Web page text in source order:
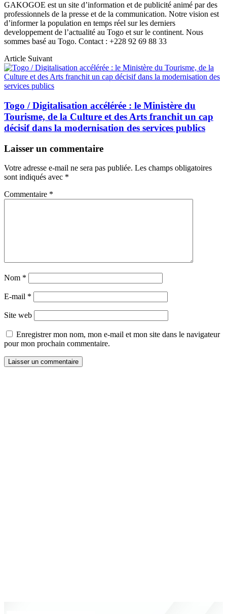
GAKOGOE est un site d’information et de publicité animé par des
professionnels de la presse et de la communication. Notre vision est
d’informer la population en temps réel sur les derniers
developpement de l’actualité au Togo et sur le continent. Nous
sommes basé au Togo. Contact : +228 92 69 88 33
Article Suivant
Togo / Digitalisation accélérée : le Ministère du
Tourisme, de la Culture et des Arts franchit un cap
décisif dans la modernisation des services publics
Laisser un commentaire
Votre adresse e-mail ne sera pas publiée. Les champs obligatoires
sont indiqués avec *
Commentaire *
Nom *
E-mail *
Site web
Enregistrer mon nom, mon e-mail et mon site dans le navigateur
pour mon prochain commentaire.